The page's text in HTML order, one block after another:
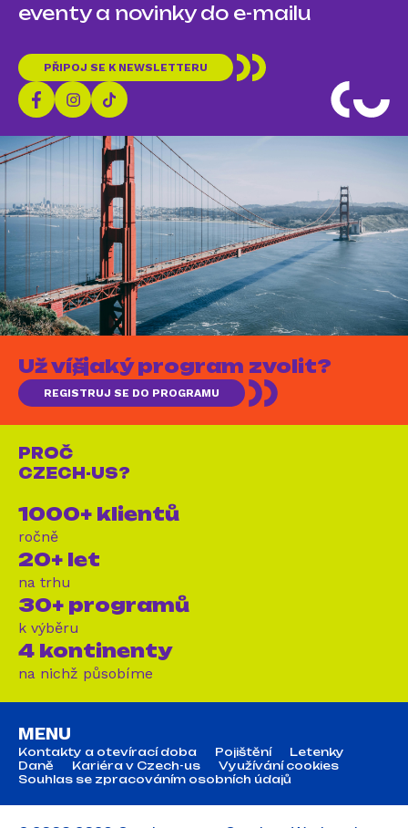
eventy a novinky do e-mailu
PŘIPOJ SE K NEWSLETTERU
Už víš, jaký program zvolit?
REGISTRUJ SE DO PROGRAMU
PROČ
CZECH-US?
1000+ klientů
ročně
20+ let
na trhu
30+ programů
k výběru
4 kontinenty
na nichž působíme
MENU
Kontakty a otevírací doba Pojištění
Letenky
Daně
Kariéra v Czech-us
Využívání cookies
Souhlas se zpracováním osobních údajů